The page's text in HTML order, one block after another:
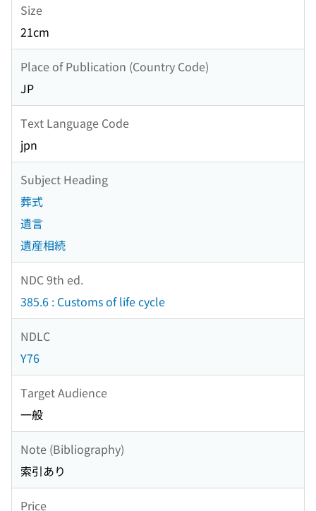
Size
21cm
Place of Publication (Country Code)
JP
Text Language Code
jpn
Subject Heading
葬式
遺言
遺産相続
NDC 9th ed.
385.6 : Customs of life cycle
NDLC
Y76
Target Audience
一般
Note (Bibliography)
索引あり
Price